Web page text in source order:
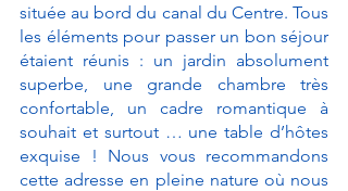
située au bord du canal du Centre. Tous
les éléments pour passer un bon séjour
étaient réunis : un jardin absolument
superbe, une grande chambre très
confortable, un cadre romantique à
souhait et surtout … une table d’hôtes
exquise ! Nous vous recommandons
cette adresse en pleine nature où nous